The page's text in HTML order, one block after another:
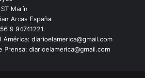
Marín
Arcas España
9 94741221.
diarioelamerica@gmail.com
diarioelamerica@gmail.com